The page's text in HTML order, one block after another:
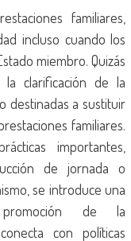
familiares,
incluso cuando los
miembro. Quizás
clarificación de la
destinadas a sustituir
familiares.
importantes,
de jornada o
se introduce una
de la
con políticas